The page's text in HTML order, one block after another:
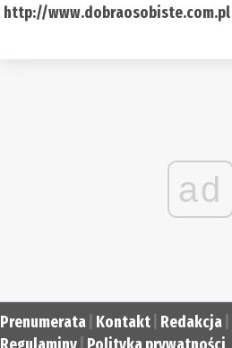
http://www.dobraosobiste.com.pl
ad
Prenumerata Kontakt Redakcja